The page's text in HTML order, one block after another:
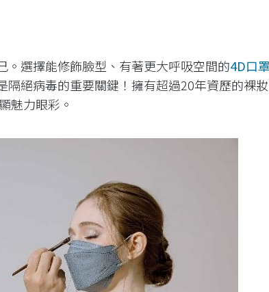
選擇能修飾臉型、有著更大呼吸空間的4D口罩
絕病毒的重要關鍵！擁有超過20年資歷的裸
魅力眼彩。